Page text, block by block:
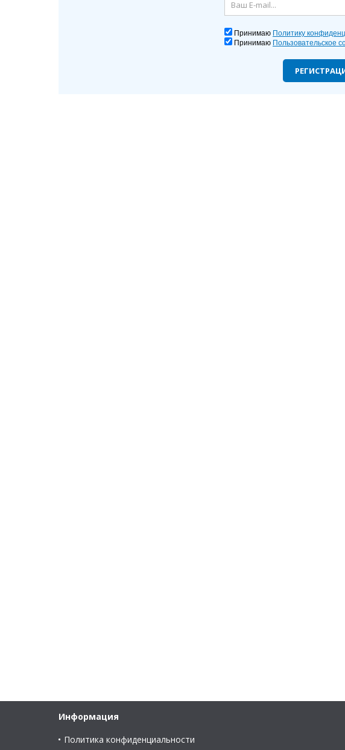
Принимаю Политику
Принимаю Пользовательское
Информация
Политика конфиденциальности